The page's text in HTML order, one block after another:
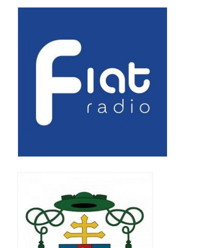
Kontakt
POMOC PSYCHOTERAPEUTY
Standardy ochrony małoletnich